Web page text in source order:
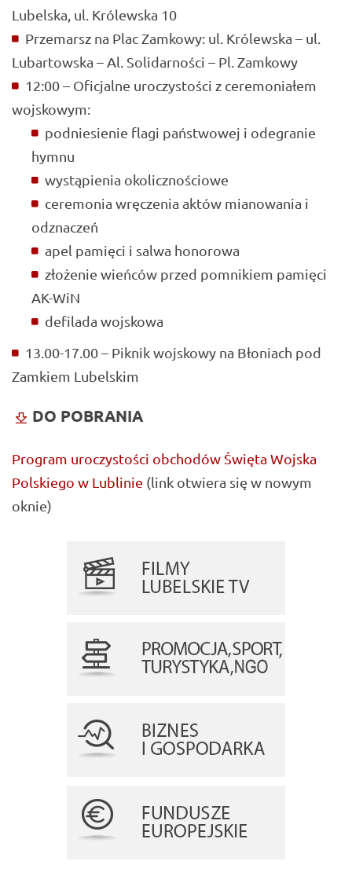
Lubelska, ul. Królewska 10
Przemarsz na Plac Zamkowy: ul. Królewska – ul.
Lubartowska – Al. Solidarności – Pl. Zamkowy
12:00 – Oficjalne uroczystości z ceremoniałem
wojskowym:
podniesienie flagi państwowej i odegranie
hymnu
wystąpienia okolicznościowe
ceremonia wręczenia aktów mianowania i
odznaczeń
apel pamięci i salwa honorowa
złożenie wieńców przed pomnikiem pamięci
AK-WiN
defilada wojskowa
13.00-17.00 – Piknik wojskowy na Błoniach pod
Zamkiem Lubelskim
DO POBRANIA
Program uroczystości obchodów Święta Wojska
Polskiego w Lublinie (link otwiera się w nowym
oknie)